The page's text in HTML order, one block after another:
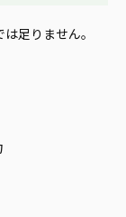
足りません。